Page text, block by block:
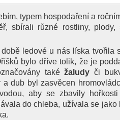
typem hospodaření a
sbírali různé rostliny, plody,
ledové u nás líska tvořila
bylo dříve tolik, že je
takéžaludy či
dub byl zasvěcen
aby se zbavily
do chleba, užívala se jako